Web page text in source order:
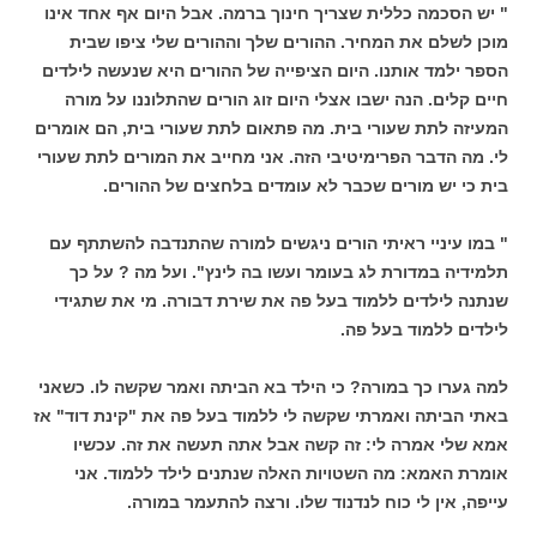
" יש הסכמה כללית שצריך חינוך ברמה. אבל היום אף אחד אינו
מוכן לשלם את המחיר. ההורים שלך וההורים שלי ציפו שבית
הספר ילמד אותנו. היום הציפייה של ההורים היא שנעשה לילדים
חיים קלים. הנה ישבו אצלי היום זוג הורים שהתלוננו על מורה
המעיזה לתת שעורי בית. מה פתאום לתת שעורי בית, הם אומרים
לי. מה הדבר הפרימיטיבי הזה. אני מחייב את המורים לתת שעורי
בית כי יש מורים שכבר לא עומדים בלחצים של ההורים.
" במו עיניי ראיתי הורים ניגשים למורה שהתנדבה להשתתף עם
תלמידיה במדורת לג בעומר ועשו בה לינץ". ועל מה ? על כך
שנתנה לילדים ללמוד בעל פה את שירת דבורה. מי את שתגידי
לילדים ללמוד בעל פה.
למה גערו כך במורה? כי הילד בא הביתה ואמר שקשה לו. כשאני
באתי הביתה ואמרתי שקשה לי ללמוד בעל פה את "קינת דוד" אז
אמא שלי אמרה לי: זה קשה אבל אתה תעשה את זה. עכשיו
אומרת האמא: מה השטויות האלה שנתנים לילד ללמוד. אני
עייפה, אין לי כוח לנדנוד שלו. ורצה להתעמר במורה.